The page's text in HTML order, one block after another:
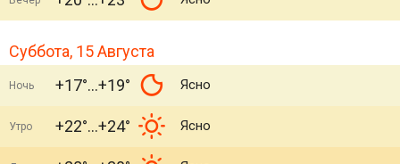
Суббота, 15 Августа
Ночь +17° +19° Ясно
Утро +22° +24° Ясно